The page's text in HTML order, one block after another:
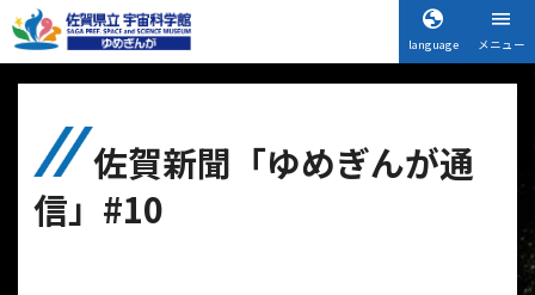
language メニュー
佐賀新聞「ゆめぎんが通
信」#10